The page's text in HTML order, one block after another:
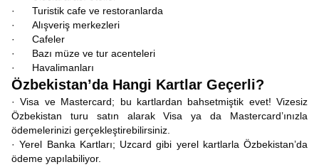
· Turistik cafe ve restoranlarda
· Alışveriş merkezleri
· Cafeler
· Bazı müze ve tur acenteleri
· Havalimanları
Özbekistan’da Hangi Kartlar Geçerli?
· Visa ve Mastercard; bu kartlardan bahsetmiştik evet! Vizesiz
Özbekistan turu satın alarak Visa ya da Mastercard’ınızla
ödemelerinizi gerçekleştirebilirsiniz.
· Yerel Banka Kartları; Uzcard gibi yerel kartlarla Özbekistan’da
ödeme yapılabiliyor.